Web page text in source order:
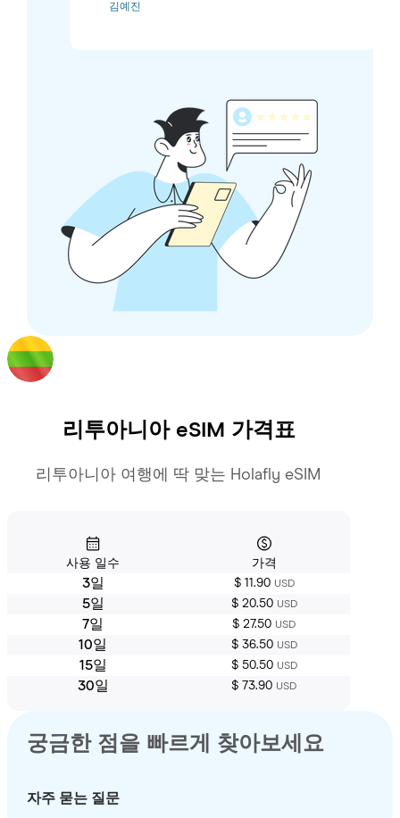
김예진
리투아니아eSIM 가격표
리투아니아 여행에 딱 맞는 Holafly eSIM
사용 일수 가격
3일 $ 11.90 USD
5일 $ 20.50 USD
7일 $ 27.50 USD
10일 $ 36.50 USD
15일 $ 50.50 USD
30일 $ 73.90 USD
궁금한 점을 빠르게 찾아보세요
자주 묻는 질문